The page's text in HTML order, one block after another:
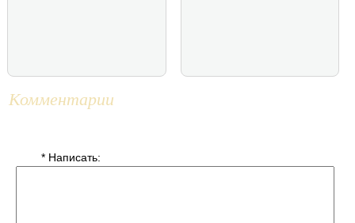
Комментарии
* Написать: